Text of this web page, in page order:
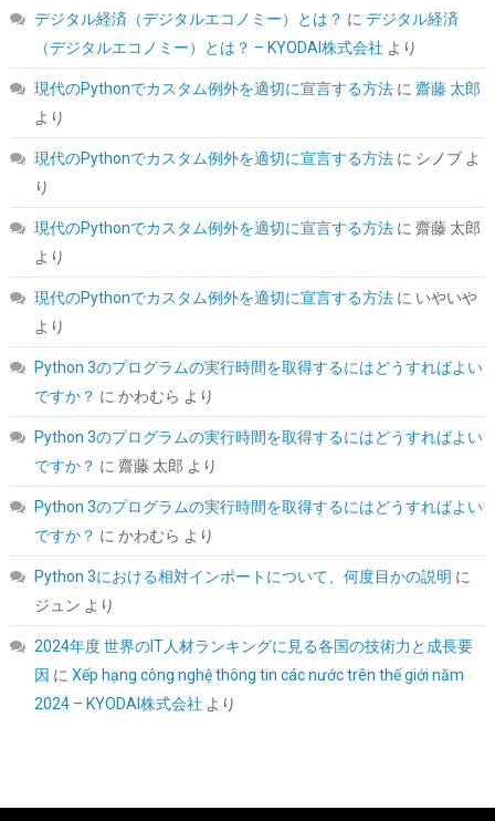
16GBX2枚 DDR4-3200 メーカー制限付無期限保証
CP2K16G4DFRA32A【国内正規代理店品】
(5456329 ) GBP 191.44 (2026-08-09 04:05 GMT +09:00 時点 -詳細
はこちら
Biwin NV7400 1TB SSD NVMe2.0 M.2 Type 2280 PCIe Gen4×4 最
大読込：7450MB/s (R:7450MB/s、W:6500MB/s) 内蔵SSD 高耐
久 PS5/PS5 Pro動作確認済み メーカー5年保証
(546827) GBP 134.59 (2026-08-09 04:05 GMT +09:00 時点 -詳細は
こちら)
シリコンパワー デスクトップPC用 メモリ DDR4 3200 PC4-25600
16GB x 2枚 (32GB) 288Pin 1.2V CL22 SP032GBLFU320F22
デジタル経済（デジタルエコノミー）とは？ に デジタル経済
（デジタルエコノミー）とは？ – KYODAI株式会社 より
現代のPythonでカスタム例外を適切に宣言する方法に 齋藤 太郎
より
現代のPythonでカスタム例外を適切に宣言する方法に シノブよ
り
現代のPythonでカスタム例外を適切に宣言する方法に 齋藤 太郎
より
現代のPythonでカスタム例外を適切に宣言する方法に いやいや
より
Python 3のプログラムの実行時間を取得するにはどうすればよい
ですか？ に かわむら より
Python 3のプログラムの実行時間を取得するにはどうすればよい
ですか？ に 齋藤 太郎 より
Python 3のプログラムの実行時間を取得するにはどうすればよい
ですか？ に かわむら より
Python 3における相対インポートについて、何度目かの説明 に
ジュン より
2024年度 世界のIT人材ランキングに見る各国の技術力と成長要
因 に Xếp hạng công nghệ thông tin các nước trên thế giới năm
2024 – KYODAI株式会社 より